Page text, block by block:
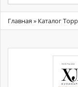
Главная » Каталог